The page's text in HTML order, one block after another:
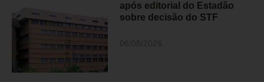
após editorial do Estadão
sobre decisão do STF